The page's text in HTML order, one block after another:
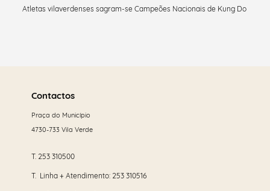
Atletas vilaverdenses sagram-se Campeões Nacionais de Kung Do
maisContactos
Praça do Município
4730-733 Vila Verde
T. 253 310500
T. Linha + Atendimento: 253 310516